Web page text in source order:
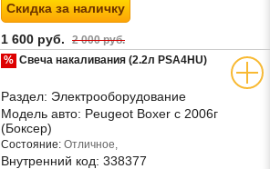
Скидка за наличку
1 600 руб. 2 000 руб.
% Свеча накаливания (2.2л PSA4HU)
Раздел: Электрооборудование
Модель авто: Peugeot Boxer с 2006г
(Боксер)
Состояние: Отличное,
Внутренний код: 338377